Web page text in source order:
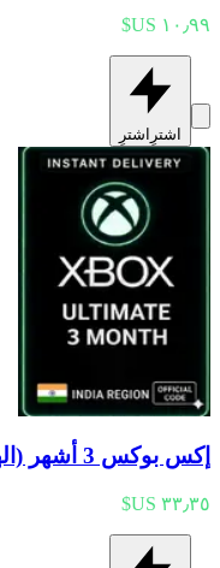
اشترِ اشترِ
إكس بوكس 3 أشهر (الهند) Game Pass Ultimate